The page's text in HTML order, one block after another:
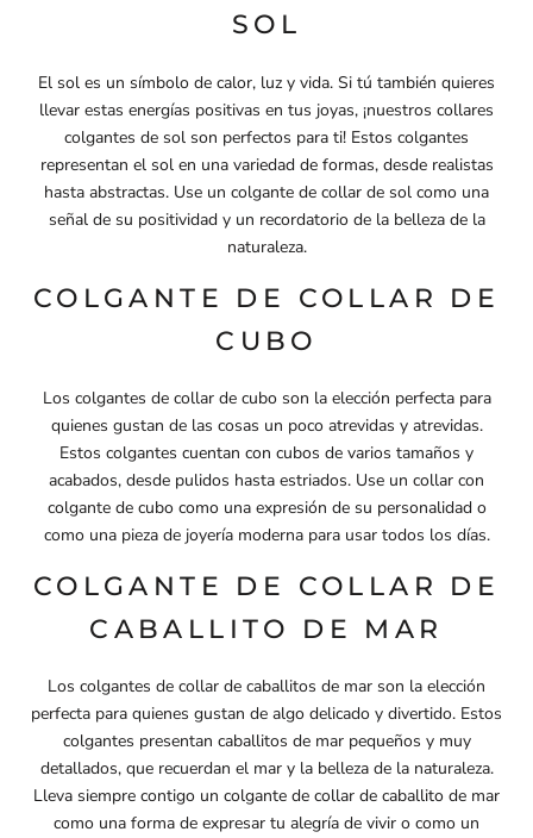
SOL
El sol es un símbolo de calor, luz y vida. Si tú también quieres
llevar estas energías positivas en tus joyas, ¡nuestros collares
colgantes de sol son perfectos para ti! Estos colgantes
representan el sol en una variedad de formas, desde realistas
hasta abstractas. Use un colgante de collar de sol como una
señal de su positividad y un recordatorio de la belleza de la
naturaleza.
COLGANTE DE COLLAR DE
CUBO
Los colgantes de collar de cubo son la elección perfecta para
quienes gustan de las cosas un poco atrevidas y atrevidas.
Estos colgantes cuentan con cubos de varios tamaños y
acabados, desde pulidos hasta estriados. Use un collar con
colgante de cubo como una expresión de su personalidad o
como una pieza de joyería moderna para usar todos los días.
COLGANTE DE COLLAR DE
CABALLITO DE MAR
Los colgantes de collar de caballitos de mar son la elección
perfecta para quienes gustan de algo delicado y divertido. Estos
colgantes presentan caballitos de mar pequeños y muy
detallados, que recuerdan el mar y la belleza de la naturaleza.
Lleva siempre contigo un colgante de collar de caballito de mar
como una forma de expresar tu alegría de vivir o como un